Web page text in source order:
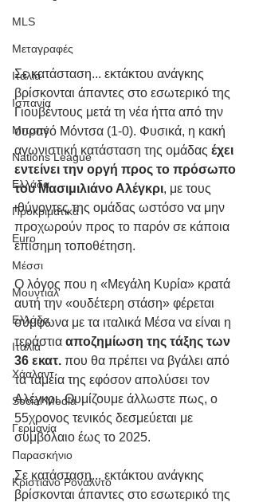
MLS
Μεταγραφές
Ιταλία
Ισπανία
Μπαπέ
Nations League
Ελλάδα
Προκριματικά
Euro
Μέσσι
Μουντιάλ
Ελλάδα
Ιταλία
Χάαλαντ
Social Media
Γερμανία
Παρασκήνιο
Κριστιάνο Ρονάλντο
Σε κατάσταση... εκτάκτου ανάγκης
βρίσκονται άπαντες στο εσωτερικό της
Γιουβέντους μετά τη νέα ήττα από την
ουραγό Μόντσα (1-0). Φυσικά, η κακή
αγωνιστική κατάσταση της ομάδας έχει
εντείνει την οργή προς το πρόσωπο
του Μασιμιλιάνο Αλέγκρι, με τους
ιθύνοντες της ομάδας ωστόσο να μην
προχωρούν προς το παρόν σε κάποια
επίσημη τοποθέτηση.
Ο λόγος που η «Μεγάλη Κυρία» κρατά
αυτή την «ουδέτερη στάση» φέρεται
σύμφωνα με τα ιταλικά Μέσα να είναι η
τεράστια αποζημίωση της τάξης των
36 εκατ. που θα πρέπει να βγάλει από
τα ταμεία της εφόσον απολύσει τον
Αλέγκρι. Θυμίζουμε άλλωστε πως, ο
55χρονος τενικός δεσμεύεται με
συμβόλαιο έως το 2025.
Σε κατάσταση... εκτάκτου ανάγκης
βρίσκονται άπαντες στο εσωτερικό της